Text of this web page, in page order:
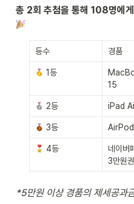
총 2회 추첨을 통해 108명에
등수 경품
1등
15
2등 iPad
3등
4등
네이버
3만원권
*5만원 이상 경품의 제세공과